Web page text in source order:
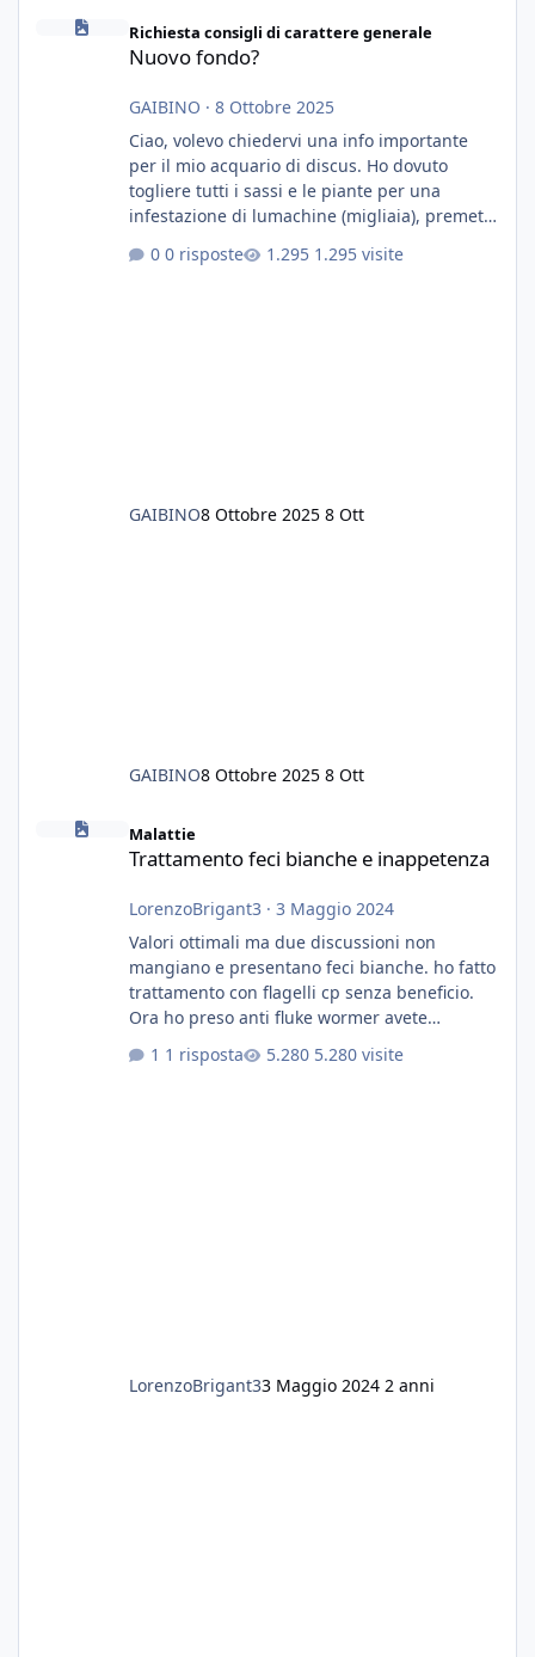
Nuovo fondo?
Richiesta consigli di carattere generale
Nuovo fondo?
GAIBINO · 8 Ottobre 2025
Ciao, volevo chiedervi una info importante
per il mio acquario di discus. Ho dovuto
togliere tutti i sassi e le piante per una
infestazione di lumachine (migliaia), premetto
cardinali, e tre pulitori in una vasca con 200
0 risposte 1.295 visite
GAIBINO8 Ottobre 2025 8 Ott
GAIBINO8 Ottobre 2025 8 Ott
Malattie
Trattamento feci bianche e inappetenza
LorenzoBrigant3 · 3 Maggio 2024
Valori ottimali ma due discussioni non
mangiano e presentano feci bianche. ho fatto
trattamento con flagelli cp senza beneficio.
Ora ho preso anti fluke wormer avete
sostanza
1 risposta 5.280 visite
LorenzoBrigant33 Maggio 2024 2 anni